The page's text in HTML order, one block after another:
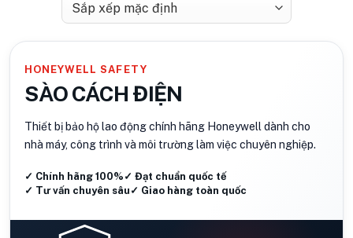
HONEYWELL SAFETY
SÀO CÁCH ĐIỆN
Thiết bị bảo hộ lao động chính hãng Honeywell dành cho
nhà máy, công trình và môi trường làm việc chuyên nghiệp.
✓ Chính hãng 100% ✓ Đạt chuẩn quốc tế
✓ Tư vấn chuyên sâu ✓ Giao hàng toàn quốc